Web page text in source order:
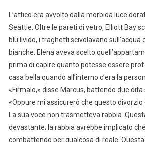
L’attico era avvolto dalla morbida luce
Seattle. Oltre le pareti di vetro, Elliott Bay
blu livido, i traghetti scivolavano sull’acqua
bianche. Elena aveva scelto
prima di capire quanto potesse essere
casa bella quando all’interno c’era la
«Firmalo,» disse Marcus, battendo due dita
«Oppure mi assicurerò che questo divorzio
La sua voce non trasmetteva rabbia.
devastante; la rabbia avrebbe implicato
combattendo per qualcosa di reale. Questa